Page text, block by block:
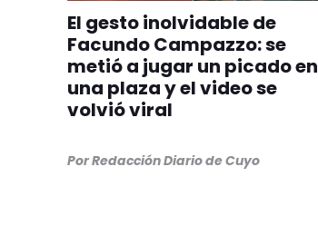
El gesto inolvidable de
Facundo Campazzo: se
metió a jugar un picado en
una plaza y el video se
volvió viral
PorRedacción Diario de Cuyo